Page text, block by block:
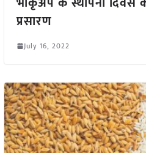
प्रसारण
July 16, 2022